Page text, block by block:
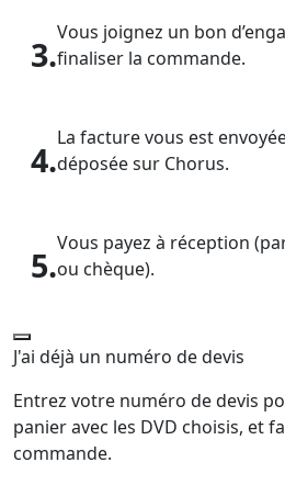
3.
Vous joignez un bon
finaliser la commande.
4.
La facture vous est
déposée sur Chorus.
5.
Vous payez à réception
ou chèque).
J'ai déjà un numéro de devis
Entrez votre numéro de devis
panier avec les DVD choisis, et
commande.